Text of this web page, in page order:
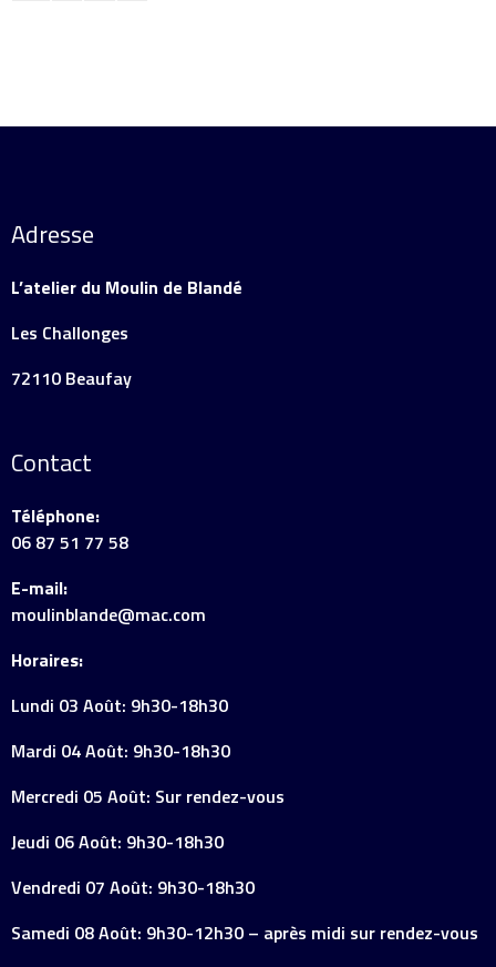
Adresse
L’atelier du Moulin de Blandé
Les Challonges
72110 Beaufay
Contact
Téléphone:
06 87 51 77 58
E-mail:
moulinblande@mac.com
Horaires:
Lundi 03 Août: 9h30-18h30
Mardi 04 Août: 9h30-18h30
Mercredi 05 Août: Sur rendez-vous
Jeudi 06 Août: 9h30-18h30
Vendredi 07 Août: 9h30-18h30
Samedi 08 Août: 9h30-12h30 – après midi sur rendez-vous